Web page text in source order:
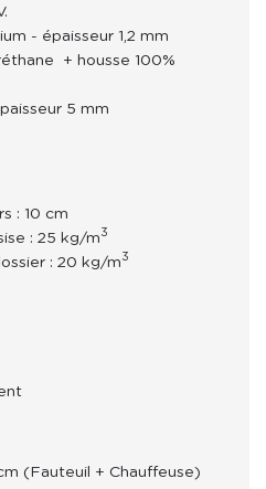
- épaisseur 1,2 mm
+ housse 100%
5 mm
: 10 cm
: 25 kg/m 3
: 20 kg/m 3
(Fauteuil + Chauffeuse)